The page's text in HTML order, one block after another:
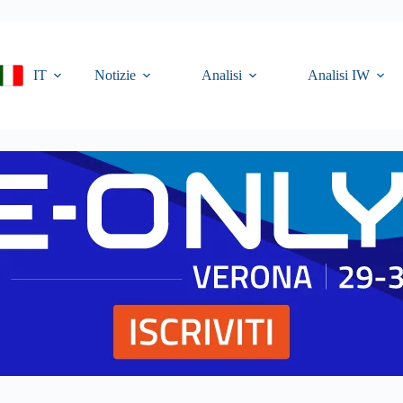
IT
Notizie Analisi Analisi IW